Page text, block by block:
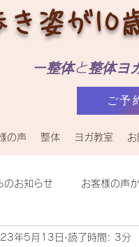
き姿が10
ー整体と整体ヨ
ご予
の声 整体 ヨガ教室 お
のお知らせ お客様の声
しろ発見 整体ヨガってな
年5月13日 読了時間: 3分